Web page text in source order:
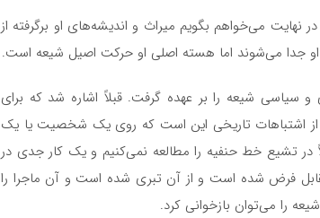
می‌خواهم بگویم میراث و اندیشه‌های او برگرفته از
او جدا می‌شوند اما هسته اصلی او حرکت اصیل شیعه است.
سیاسی شیعه را بر عهده گرفت. قبلاً اشاره شد که برای
از اشتباهات تاریخی این است که روی یک شخصیت یا یک
در تشیع خط حنفیه را مطالعه نمی‌کنیم و یک کار جدی در
فرض شده است و از آن تبری شده است و آن ماجرا را
را می‌توان بازخوانی کرد.